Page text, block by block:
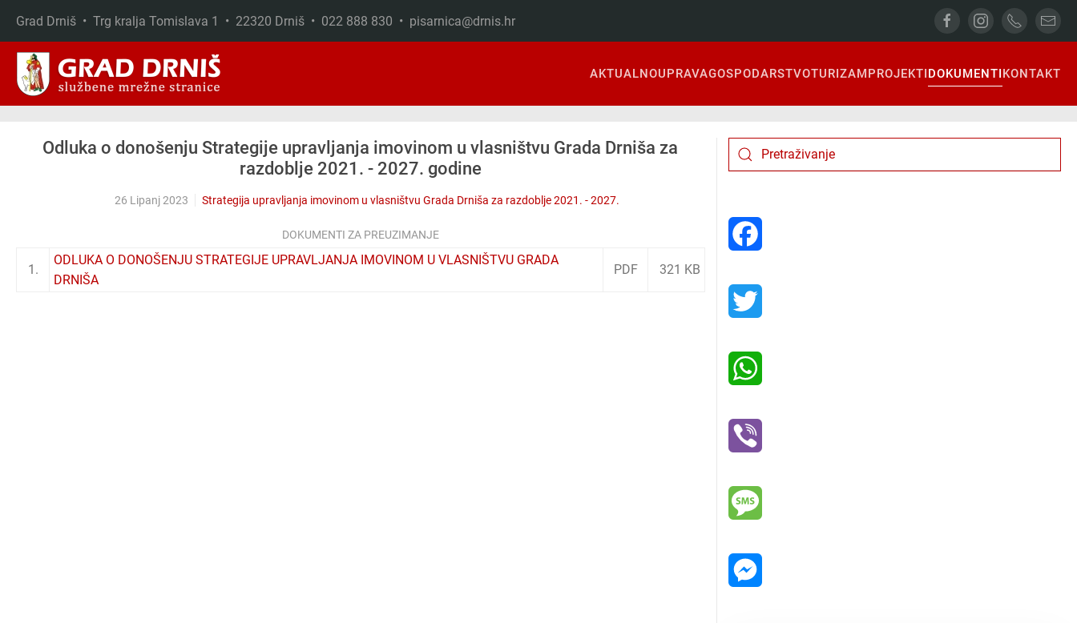
Skip to main content
Grad Drniš • Trg kralja Tomislava 1 • 22320 Drniš • 022 888 830 • pisarnica@drnis.hr
AKTUALNOUPRAVAGOSPODARSTVOTURIZAMPROJEKTIDOKUMENTIKONTAKT
Odluka o donošenju Strategije upravljanja imovinom u vlasništvu Grada Drniša za
razdoblje 2021. - 2027. godine
26 Lipanj 2023 Strategija upravljanja imovinom u vlasništvu Grada Drniša za razdoblje 2021. - 2027.
DOKUMENTI ZA PREUZIMANJE
1.
ODLUKA O DONOŠENJU STRATEGIJE UPRAVLJANJA IMOVINOM U VLASNIŠTVU GRADA
DRNIŠA
PDF 321 KB